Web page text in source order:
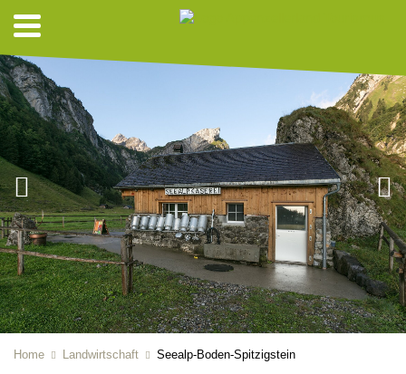
Home Landwirtschaft Seealp-Boden-Spitzigstein